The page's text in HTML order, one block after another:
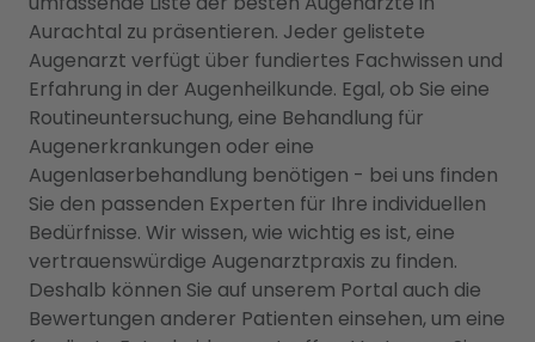
Aurachtal zu präsentieren. Jeder gelistete
Augenarzt verfügt über fundiertes Fachwissen und
Erfahrung in der Augenheilkunde. Egal, ob Sie eine
Routineuntersuchung, eine Behandlung für
Augenerkrankungen oder eine
Augenlaserbehandlung benötigen - bei uns finden
Sie den passenden Experten für Ihre individuellen
Bedürfnisse. Wir wissen, wie wichtig es ist, eine
vertrauenswürdige Augenarztpraxis zu finden.
Deshalb können Sie auf unserem Portal auch die
Bewertungen anderer Patienten einsehen, um eine